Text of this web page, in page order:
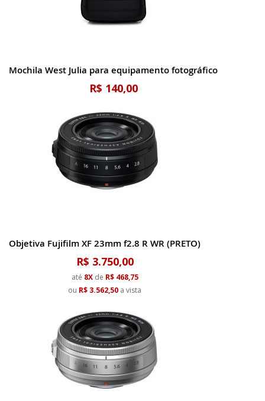
Mochila West Julia para equipamento fotográfico
R$ 140,00
Objetiva Fujifilm XF 23mm f2.8 R WR (PRETO)
R$ 3.750,00
até 8Xde R$ 468,75
ou R$ 3.562,50 a vista